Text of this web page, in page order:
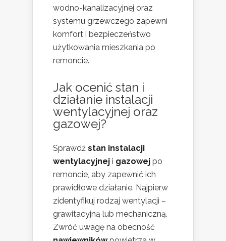
wodno-kanalizacyjnej oraz
systemu grzewczego zapewni
komfort i bezpieczeństwo
użytkowania mieszkania po
remoncie.
Jak ocenić stan i
działanie instalacji
wentylacyjnej oraz
gazowej?
Sprawdź stan instalacji
wentylacyjnej i gazowej po
remoncie, aby zapewnić ich
prawidłowe działanie. Najpierw
zidentyfikuj rodzaj wentylacji –
grawitacyjną lub mechaniczną.
Zwróć uwagę na obecność